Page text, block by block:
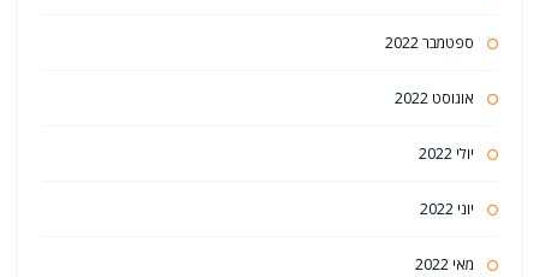
ספטמבר 2022
אוגוסט 2022
יולי 2022
יוני 2022
מאי 2022